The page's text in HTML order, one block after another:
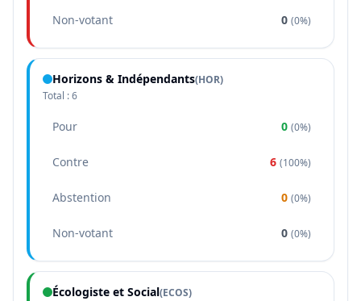
Non-votant 0 (0%)
Horizons & Indépendants(HOR)
Total :6
Pour 0 (0%)
Contre 6 (100%)
Abstention 0 (0%)
Non-votant 0 (0%)
Écologiste et Social(ECOS)